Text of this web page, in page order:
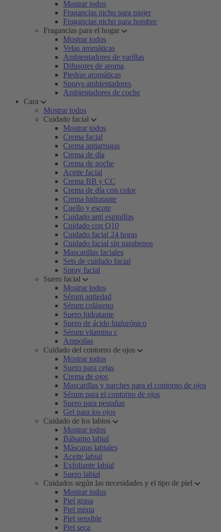
Mostrar todos
Fragancias nicho para mujer
Fragancias nicho para hombre
Fragancias para el hogar
Mostrar todos
Velas aromáticas
Ambientadores de varillas
Difusores de aroma
Piedras aromáticas
Sprays ambientadores
Ambientadores de coche
Cara
Mostrar todos
Cuidado facial
Mostrar todos
Crema facial
Crema antiarrugas
Crema de día
Crema de noche
Aceite facial
Crema BB y CC
Crema de día con color
Crema hidratante
Cuello y escote
Cuidado anti espinillas
Cuidado con Q10
Cuidado facial 24 horas
Cuidado facial sin parabenos
Mascarillas faciales
Sets de cuidado facial
Spray facial
Suero facial
Mostrar todos
Sérum antiedad
Sérum colágeno
Suero hidratante
Suero de ácido hialurónico
Sérum vitamina c
Ampollas
Cuidado del contorno de ojos
Mostrar todos
Suero para cejas
Crema de ojos
Mascarillas y parches para el contorno de ojos
Sérum para el contorno de ojos
Suero para pestañas
Gel para los ojos
Cuidado de los labios
Mostrar todos
Bálsamo labial
Máscaras labiales
Aceite labial
Exfoliante labial
Suero labial
Cuidados según las necesidades y el tipo de piel
Mostrar todos
Piel grasa
Piel mixta
Piel sensible
Piel seca